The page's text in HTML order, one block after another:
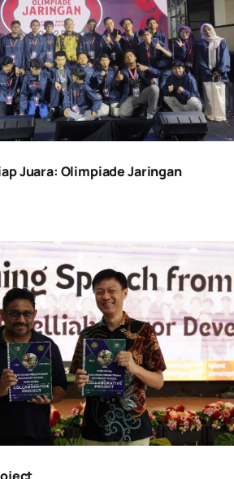
Juara: Olimpiade Jaringan